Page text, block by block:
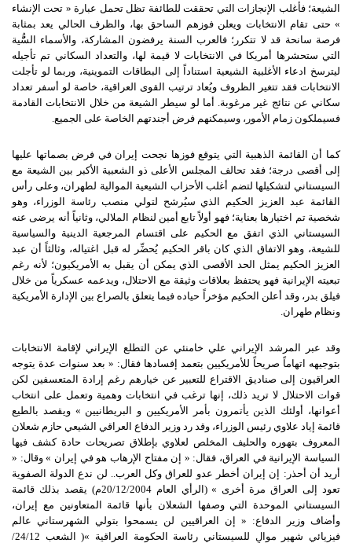
الشيعة؛ فأغلب الإنجازات التي تحققت للطائفة تظل تحمل عبارة « تحت الإنشاء
» حتى تقام الانتخابات ويعلن فوزهم الساحق بها، والظرف الحالي يعد بمثابة
فرصة سانحة قد لا تتكرر؛ فالعرب السنة يرفضون المشاركة، والأسماء السُُّية
التي ستحشرها أمريكا في الانتخابات لا قيمة لها، والتعداد السكاني تم تأجيله
ليترسخ ادعاء الأغلبية الشيعية استناداً إلى البطاقات التموينية، وربما لو تأجلت
الانتخابات فقد تتغير الظروف ويُعاد ترتيب القوى العراقية، خاصة لو أسفر تعداد
سكاني عن نتائج غير مرغوبة. أما لو سيطر الشيعة من خلال الانتخابات القادمة
فسيملكون زمام الأمور، وسيمكنهم فرض أجندتهم الخاصة على الجميع.
كما أن القائمة الذهبية التي يتوقع فوزها نجحت إيران في فرض بصماتها عليها
إلى أقصى درجة؛ فقد تحالف المجلس الأعلى ذو الشعبية الأكبر بين الشيعة مع
السيستاني لتشكيلها لتضم أغلب الأحزاب الشيعية الموالية لطهران، وعلى رأس
القائمة عبد العزيز الحكيم الذي سيُرشح لتولي منصب رئاسة الوزراء، وهو
شخصية تم اختيارها بعناية؛ فهو أولاً تابع أمين لنظام الملالي، وثانياً أنه يرضى عنه
السيستاني الذي اتفق مع الحكيم على اقتسام المرجعية الدينية والسياسية
للشيعة، وهو الاتفاق الذي كان باقر الحكيم يُحضِّر له قبل اغتياله، وثالثاً أن عبد
العزيز الحكيم يمثل الحد الأقصى الذي يمكن أن يقبل به الأمريكيون؛ لأنه رغم
تبعيته الإيرانية فهو يحتفظ بعلاقات وثيقة مع الاحتلال، ويدعمه عسكرياً من خلال
فيلق بدر، وقد أعلن الحكيم مؤخراً حياده فيما يتعلق بالصراع بين الإدارة الأمريكية
ونظام طهران.
وقد عبر المرشد الإيراني علي خامنئي عن التطلع الإيراني لإقامة الانتخابات
بتوجيهه اتهاماً صريحاً للأمريكيين بتعمد إفسادها فقال: « بعد سنوات عدة يتوجه
العراقيون إلى صناديق الاقتراع للتعبير عن خيارهم رغم إرادة المتعسفين لكن
قوات الاحتلال لا تريد ذلك، إنها ترغب في انتخابات وهمية وتعمل على انتخاب
أعوانها، أولئك الذين يأتمرون بأمر الأمريكيين و البريطانيين » ويقصد بالطيع
قائمة إياد علاوي رئيس الوزراء، وقد رد وزير الدفاع العراقي الشيعي حازم شعلان
المعروف بتهوره والحليف المخلص لعلاوي بإطلاق تصريحات حادة كشف فيها
السياسة الإيرانية في العراق، فقال: « إن مفتاح الإرهاب هو في إيران » وقال: «
أريد أن أحذر: إن إيران أخطر عدو للعراق وكل العرب.. لن ندع الدولة الصفوية
تعود إلى العراق مرة أخرى » (الرأي العام 20/12/2004م) يقصد بذلك قائمة
السيستاني الموحدة التي وصفها الشعلان بأنها قائمة المتعاونين مع إيران،
وأضاف وزير الدفاع: « إن العراقيين لن يسمحوا بتولي الشهرستاني عالم
فيزيائي شهير موالٍ للسيستاني رئاسة الحكومة العراقية »( الشعب 24/12/